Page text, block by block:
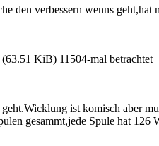
den verbessern wenns
KiB) 11504-mal betrachtet
ist komisch aber
gesammt,jede Spule hat